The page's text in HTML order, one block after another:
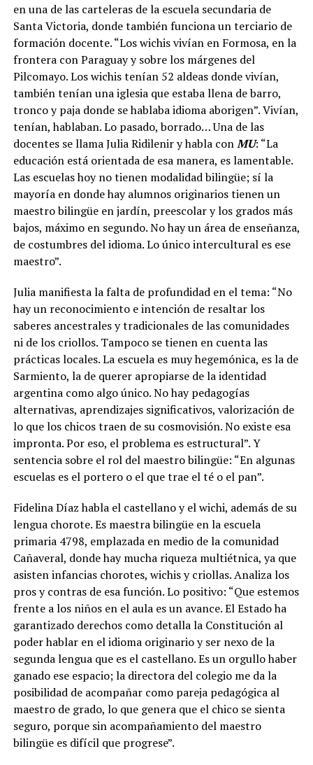
en una de las carteleras de la escuela secundaria de
Santa Victoria, donde también funciona un terciario de
formación docente. “Los wichis vivían en Formosa, en la
frontera con Paraguay y sobre los márgenes del
Pilcomayo. Los wichis tenían 52 aldeas donde vivían,
también tenían una iglesia que estaba llena de barro,
tronco y paja donde se hablaba idioma aborigen”. Vivían,
tenían, hablaban. Lo pasado, borrado… Una de las
docentes se llama Julia Ridilenir y habla conMU: “La
educación está orientada de esa manera, es lamentable.
Las escuelas hoy no tienen modalidad bilingüe; sí la
mayoría en donde hay alumnos originarios tienen un
maestro bilingüe en jardín, preescolar y los grados más
bajos, máximo en segundo. No hay un área de enseñanza,
de costumbres del idioma. Lo único intercultural es ese
maestro”.
Julia manifiesta la falta de profundidad en el tema: “No
hay un reconocimiento e intención de resaltar los
saberes ancestrales y tradicionales de las comunidades
ni de los criollos. Tampoco se tienen en cuenta las
prácticas locales. La escuela es muy hegemónica, es la de
Sarmiento, la de querer apropiarse de la identidad
argentina como algo único. No hay pedagogías
alternativas, aprendizajes significativos, valorización de
lo que los chicos traen de su cosmovisión. No existe esa
impronta. Por eso, el problema es estructural”. Y
sentencia sobre el rol del maestro bilingüe: “En algunas
escuelas es el portero o el que trae el té o el pan”.
Fidelina Díaz habla el castellano y el wichi, además de su
lengua chorote. Es maestra bilingüe en la escuela
primaria 4798, emplazada en medio de la comunidad
Cañaveral, donde hay mucha riqueza multiétnica, ya que
asisten infancias chorotes, wichis y criollas. Analiza los
pros y contras de esa función. Lo positivo: “Que estemos
frente a los niños en el aula es un avance. El Estado ha
garantizado derechos como detalla la Constitución al
poder hablar en el idioma originario y ser nexo de la
segunda lengua que es el castellano. Es un orgullo haber
ganado ese espacio; la directora del colegio me da la
posibilidad de acompañar como pareja pedagógica al
maestro de grado, lo que genera que el chico se sienta
seguro, porque sin acompañamiento del maestro
bilingüe es difícil que progrese”.